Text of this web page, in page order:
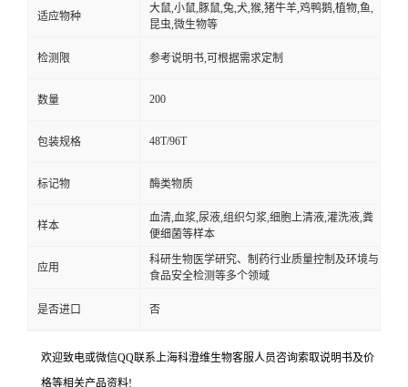
适应物种
大鼠,小鼠,豚鼠,兔,犬,猴,猪牛羊,鸡鸭鹅,植物,鱼,
昆虫,微生物等
检测限 参考说明书,可根据需求定制
数量 200
包装规格 48T/96T
标记物 酶类物质
样本
血清,血浆,尿液,组织匀浆,细胞上清液,灌洗液,粪
便细菌等样本
应用
科研生物医学研究、制药行业质量控制及环境与
食品安全检测等多个领域
是否进口 否
欢迎致电或微信QQ联系上海科澄维生物客服人员咨询索取说明书及价
格等相关产品资料!